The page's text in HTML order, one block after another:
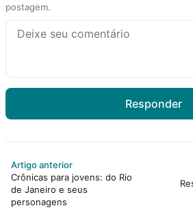
postagem.
Responder
Artigo anterior
Crônicas para jovens: do Rio
de Janeiro e seus
personagens